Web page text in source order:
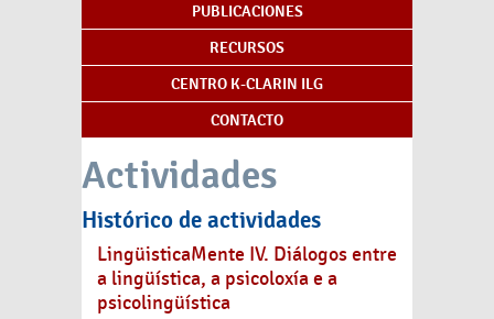
PUBLICACIONES
RECURSOS
CENTRO K-CLARIN ILG
CONTACTO
Actividades
Histórico de actividades
LingüisticaMente IV. Diálogos entre
a lingüística, a psicoloxía e a
psicolingüística